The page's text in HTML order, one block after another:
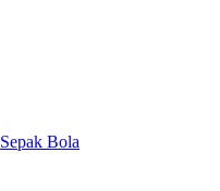
Sepak Bola